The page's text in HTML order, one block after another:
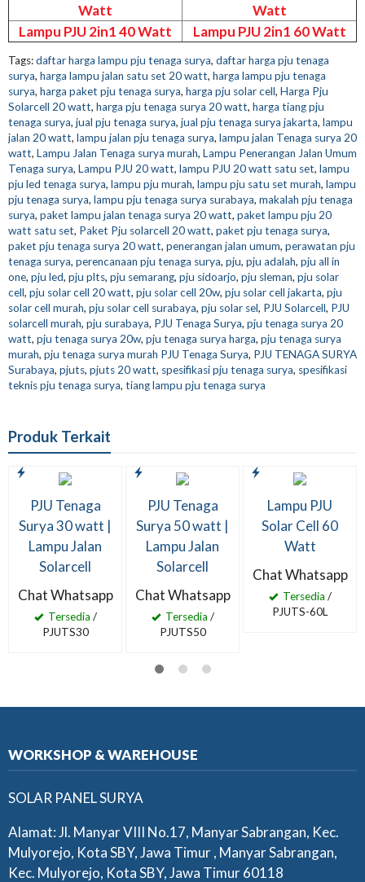
Watt
Watt
Lampu PJU 2in1 40 Watt
Lampu PJU 2in1 60 Watt
Tags:daftar harga lampu pju tenaga surya, daftar harga pju tenaga
surya, harga lampu jalan satu set 20 watt, harga lampu pju tenaga
surya, harga paket pju tenaga surya, harga pju solar cell, Harga Pju
Solarcell 20 watt, harga pju tenaga surya 20 watt, harga tiang pju
tenaga surya, jual pju tenaga surya, jual pju tenaga surya jakarta, lampu
jalan 20 watt, lampu jalan pju tenaga surya, lampu jalan Tenaga surya 20
watt, Lampu Jalan Tenaga surya murah, Lampu Penerangan Jalan Umum
Tenaga surya, Lampu PJU 20 watt, lampu PJU 20 watt satu set, lampu
pju led tenaga surya, lampu pju murah, lampu pju satu set murah, lampu
pju tenaga surya, lampu pju tenaga surya surabaya, makalah pju tenaga
surya, paket lampu jalan tenaga surya 20 watt, paket lampu pju 20
watt satu set, Paket Pju solarcell 20 watt, paket pju tenaga surya,
paket pju tenaga surya 20 watt, penerangan jalan umum, perawatan pju
tenaga surya, perencanaan pju tenaga surya, pju, pju adalah, pju all in
one, pju led, pju plts, pju semarang, pju sidoarjo, pju sleman, pju solar
cell, pju solar cell 20 watt, pju solar cell 20w, pju solar cell jakarta, pju
solar cell murah, pju solar cell surabaya, pju solar sel, PJU Solarcell, PJU
solarcell murah, pju surabaya, PJU Tenaga Surya, pju tenaga surya 20
watt, pju tenaga surya 20w, pju tenaga surya harga, pju tenaga surya
murah, pju tenaga surya murah PJU Tenaga Surya, PJU TENAGA SURYA
Surabaya, pjuts, pjuts 20 watt, spesifikasi pju tenaga surya, spesifikasi
teknis pju tenaga surya, tiang lampu pju tenaga surya
Produk Terkait
PJU Tenaga
Surya 30 watt |
Lampu Jalan
Solarcell
Chat Whatsapp
Tersedia /
PJUTS30
PJU Tenaga
Surya 50 watt |
Lampu Jalan
Solarcell
Chat Whatsapp
Tersedia /
PJUTS50
Lampu PJU
Solar Cell 60
Watt
Chat Whatsapp
Tersedia /
PJUTS-60L
WORKSHOP & WAREHOUSE
SOLAR PANEL SURYA
Alamat: Jl. Manyar VIII No.17, Manyar Sabrangan, Kec.
Mulyorejo, Kota SBY, Jawa Timur , Manyar Sabrangan,
Kec. Mulyorejo, Kota SBY, Jawa Timur 60118